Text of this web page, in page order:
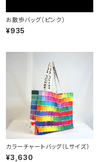
お散歩バッグ（ピンク）
¥935
カラーチャートバッグ（Lサイズ）
¥3,630